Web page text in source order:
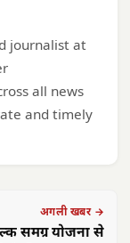
journalist at
all news
and timely
अगली खबर →
समग्र योजना से